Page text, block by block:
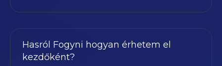
Hasról Fogyni hogyan érhetem el
kezdőként?